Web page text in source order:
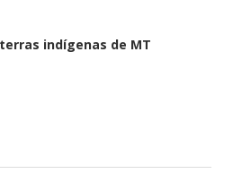
indígenas de MT